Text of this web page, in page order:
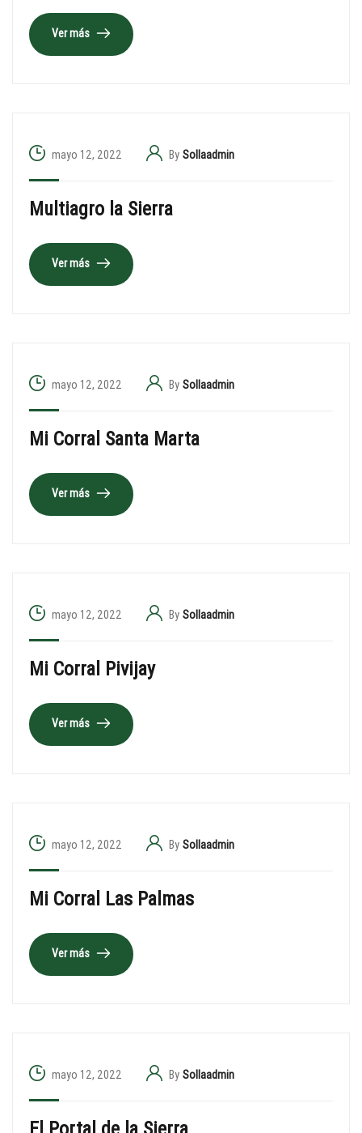
Ver más
mayo 12, 2022 By Sollaadmin
Multiagro la Sierra
Ver más
mayo 12, 2022 By Sollaadmin
Mi Corral Santa Marta
Ver más
mayo 12, 2022 By Sollaadmin
Mi Corral Pivijay
Ver más
mayo 12, 2022 By Sollaadmin
Mi Corral Las Palmas
Ver más
mayo 12, 2022 By Sollaadmin